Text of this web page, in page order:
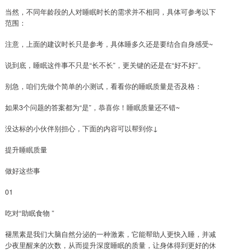
当然，不同年龄段的人对睡眠时长的需求并不相同，具体可参考以下
范围：
注意，上面的建议时长只是参考，具体睡多久还是要结合自身感受~
说到底，睡眠这件事不只是“长不长”，更关键的还是在“好不好”。
别急，咱们先做个简单的小测试，看看你的睡眠质量是否及格：
如果3个问题的答案都为“是”，恭喜你！睡眠质量还不错~
没达标的小伙伴别担心，下面的内容可以帮到你↓
提升睡眠质量
做好这些事
01
吃对“助眠食物 ”
褪黑素是我们大脑自然分泌的一种激素，它能帮助人更快入睡，并减
少夜里醒来的次数，从而提升深度睡眠的质量，让身体得到更好的休